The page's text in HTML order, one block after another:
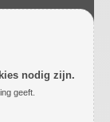
nodig zijn.
geeft.